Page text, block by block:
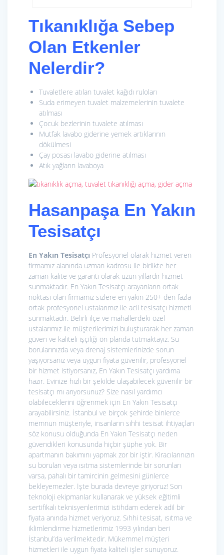
Tıkanıklığa Sebep
Olan Etkenler
Nelerdir?
Tuvaletlere atılan tuvalet kağıdı ruloları
Suda erimeyen tuvalet malzemelerinin tuvalete
atılması
Çocuk bezlerinin tuvalete atılması
Mutfak lavabo giderine yemek artıklarının
dökülmesi
Çay posası lavabo giderine atılması
Atık yağların lavaboya
Hasanpaşa En Yakın
Tesisatçı
En Yakın Tesisatçı Profesyonel olarak hizmet veren
firmamız alanında uzman kadrosu ile birlikte her
zaman kalite ve garanti olarak uzun yıllardır hizmet
sunmaktadır. En Yakın Tesisatçı arayanların ortak
noktası olan firmamız sizlere en yakın 250+ den fazla
ortak profesyonel ustalarımız ile acil tesisatçı hizmeti
sunmaktadır. Belirli ilçe ve mahallerdeki özel
ustalarımız ile müşterilerimizi buluşturarak her zaman
güven ve kaliteli işçiliği ön planda tutmaktayız. Su
borularınızda veya drenaj sistemlerinizde sorun
yaşıyorsanız veya uygun fiyata güvenilir, profesyonel
bir hizmet istiyorsanız, En Yakın Tesisatçı yardıma
hazır. Evinize hızlı bir şekilde ulaşabilecek güvenilir bir
tesisatçı mı arıyorsunuz? Size nasıl yardımcı
olabileceklerini öğrenmek için En Yakın Tesisatçı
arayabilirsiniz. İstanbul ve birçok şehirde binlerce
memnun müşteriyle, insanların sıhhi tesisat ihtiyaçları
söz konusu olduğunda En Yakın Tesisatçı neden
güvendikleri konusunda hiçbir şüphe yok. Bir
apartmanın bakımını yapmak zor bir iştir. Kiracılarınızın
su boruları veya ısıtma sistemlerinde bir sorunları
varsa, pahalı bir tamircinin gelmesini günlerce
bekleyemezler. İşte burada devreye giriyoruz! Son
teknoloji ekipmanlar kullanarak ve yüksek eğitimli
sertifikalı teknisyenlerimizi istihdam ederek adil bir
fiyata anında hizmet veriyoruz. Sıhhi tesisat, ısıtma ve
iklimlendirme hizmetlerimiz 1993 yılından beri
İstanbul’da verilmektedir. Mükemmel müşteri
hizmetleri ile uygun fiyata kaliteli işler sunuyoruz.